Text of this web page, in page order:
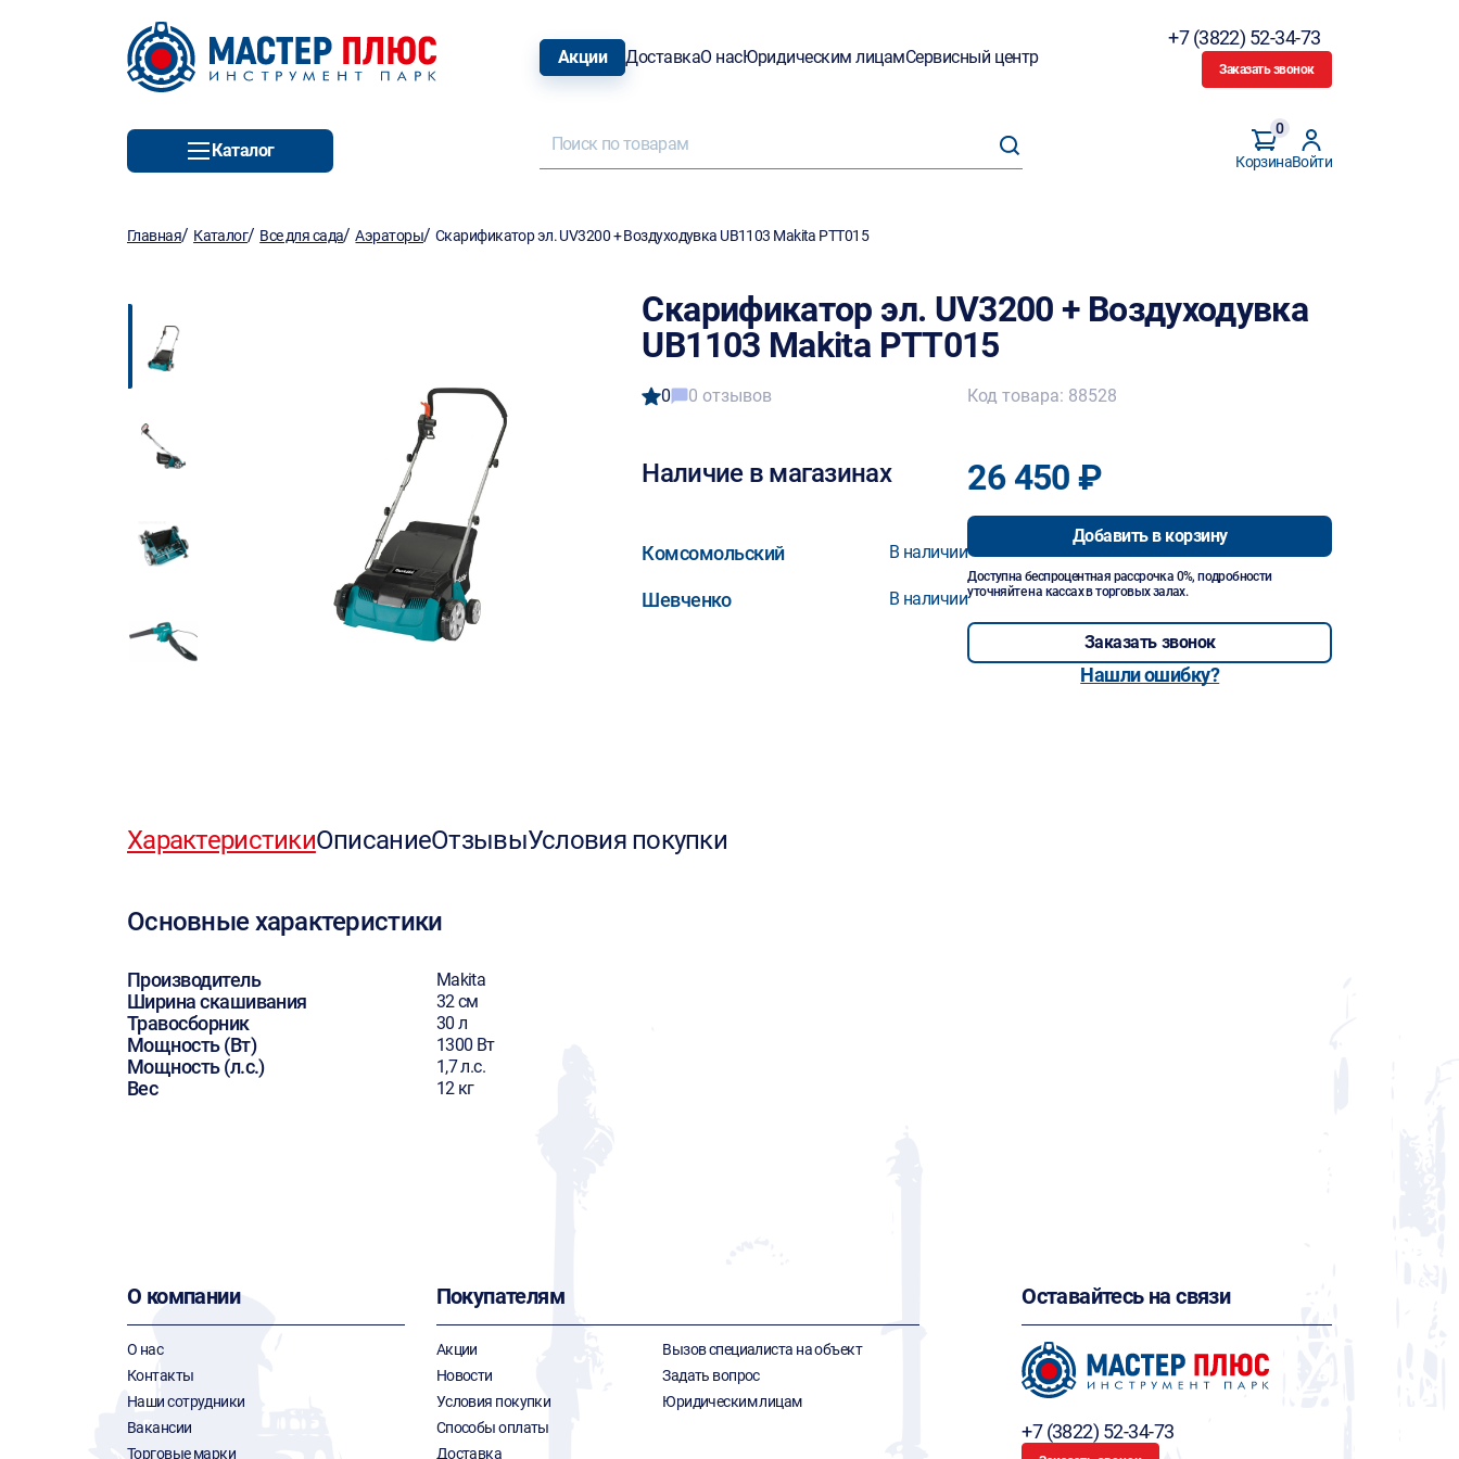
Акции ДоставкаО насЮридическим лицамСервисный центр
+7 (3822) 52-34-73
Заказать звонок
Каталог
Корзина
0
Войти
Главная/ Каталог/ Все для сада/Аэраторы/ Скарификатор эл. UV3200 + Воздуходувка UB1103 Makita PTT015
Скарификатор эл. UV3200 + Воздуходувка
UB1103 Makita PTT015
0 0 отзывов
Наличие в магазинах
Комсомольский В наличии
Шевченко В наличии
Код товара: 88528
26 450 ₽
Добавить в корзину
Доступна беспроцентная рассрочка 0%, подробности
уточняйте на кассах в торговых залах.
Заказать звонок
Нашли ошибку?
ХарактеристикиОписаниеОтзывыУсловия покупки
Основные характеристики
Производитель Makita
Ширина скашивания 32 см
Травосборник 30 л
Мощность (Вт) 1300 Вт
Мощность (л.с.) 1,7 л.с.
Вес 12 кг
О компании
О нас
Контакты
Наши сотрудники
Вакансии
Торговые марки
Покупателям
Акции
Новости
Условия покупки
Способы оплаты
Доставка
Вызов специалиста на объект
Задать вопрос
Юридическим лицам
Оставайтесь на связи
+7 (3822) 52-34-73